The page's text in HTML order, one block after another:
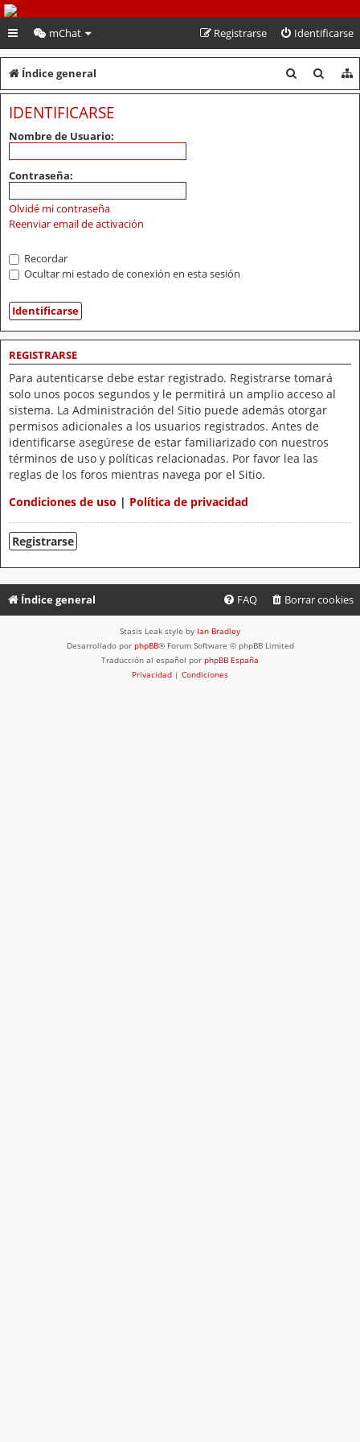
PeruVoley.com
mChat Identificarse
Registrarse
Índice general
u
u
IDENTIFICARSE
Nombre de Usuario:
Contraseña:
Olvidé mi contraseña
Reenviar email de activación
Recordar
Ocultar mi estado de conexión en esta sesión
REGISTRARSE
Para autenticarse debe estar registrado. Registrarse tomará
solo unos pocos segundos y le permitirá un amplio acceso al
sistema. La Administración del Sitio puede además otorgar
permisos adicionales a los usuarios registrados. Antes de
identificarse asegúrese de estar familiarizado con nuestros
términos de uso y políticas relacionadas. Por favor lea las
reglas de los foros mientras navega por el Sitio.
Condiciones de uso | Política de privacidad
Registrarse
Índice general Borrar cookies
FAQ
Stasis Leak style by Ian Bradley
Desarrollado por phpBB® Forum Software © phpBB Limited
Traducción al español por phpBB España
Privacidad | Condiciones